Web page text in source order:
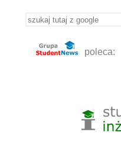
poleca: